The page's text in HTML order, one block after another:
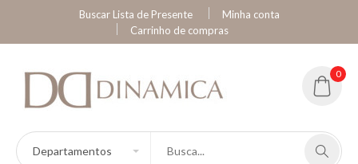
Buscar Lista de Presente
Minha conta
Carrinho de compras
0